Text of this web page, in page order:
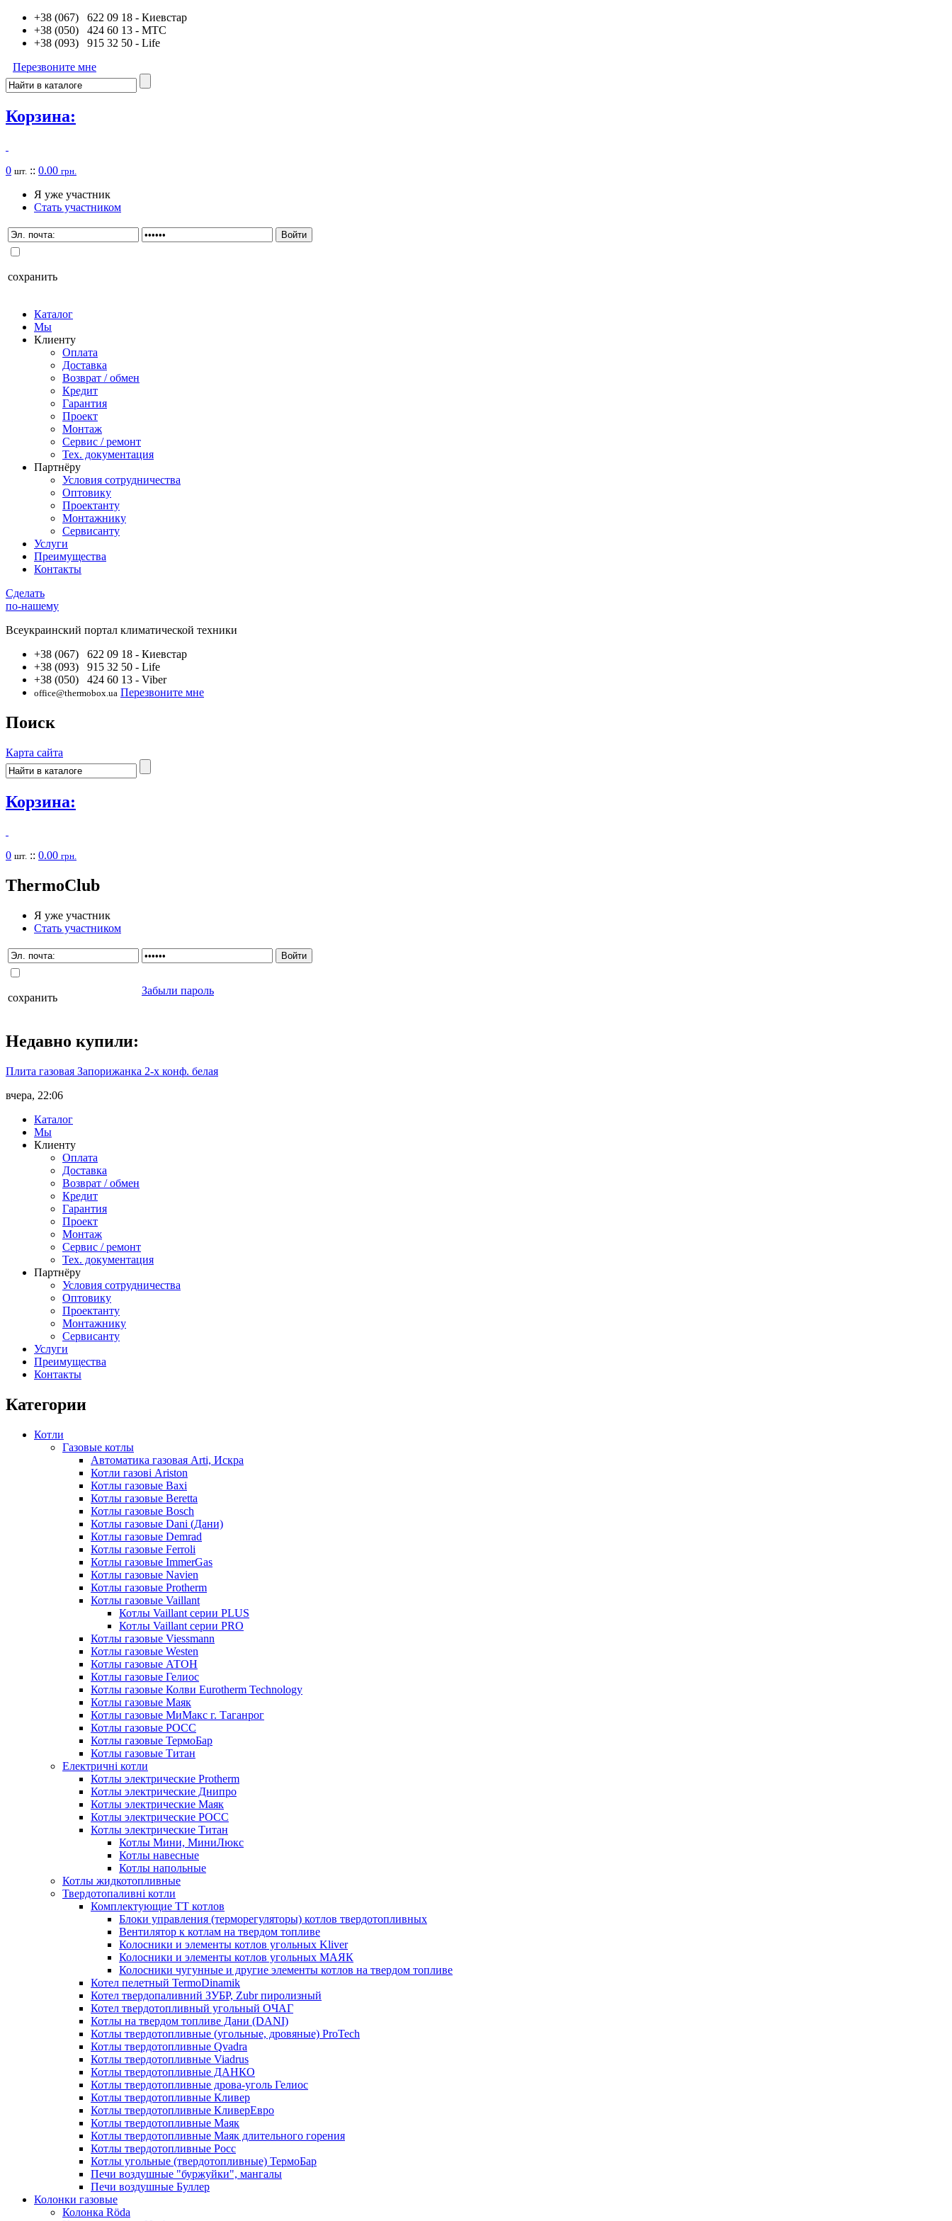
+38 (067) 622 09 18 - Киевстар
+38 (050) 424 60 13 - MTC
+38 (093) 915 32 50 - Life
Перезвоните мне
Корзина:
0 шт. :: 0.00 грн.
Я уже участник
Стать участником
сохранить
Каталог
Мы
Клиенту
Оплата
Доставка
Возврат / обмен
Кредит
Гарантия
Проект
Монтаж
Сервис / ремонт
Тех. документация
Партнёру
Условия сотрудничества
Оптовику
Проектанту
Монтажнику
Сервисанту
Услуги
Преимущества
Контакты
Сделать
по-нашему
Всеукраинский портал климатической техники
+38 (067) 622 09 18 - Киевстар
+38 (093) 915 32 50 - Life
+38 (050) 424 60 13 - Viber
office@thermobox.ua Перезвоните мне
Поиск
Карта сайта
Корзина:
0 шт. :: 0.00 грн.
ThermoClub
Я уже участник
Стать участником
сохранить
Забыли пароль
Недавно купили:
Плита газовая Запорижанка 2-х конф. белая
вчера, 22:06
Каталог
Мы
Клиенту
Оплата
Доставка
Возврат / обмен
Кредит
Гарантия
Проект
Монтаж
Сервис / ремонт
Тех. документация
Партнёру
Условия сотрудничества
Оптовику
Проектанту
Монтажнику
Сервисанту
Услуги
Преимущества
Контакты
Категории
Котли
Газовые котлы
Автоматика газовая Arti, Искра
Котли газові Ariston
Котлы газовые Baxi
Котлы газовые Beretta
Котлы газовые Bosch
Котлы газовые Dani (Дани)
Котлы газовые Demrad
Котлы газовые Ferroli
Котлы газовые ImmerGas
Котлы газовые Navien
Котлы газовые Protherm
Котлы газовые Vaillant
Котлы Vaillant серии PLUS
Котлы Vaillant серии PRO
Котлы газовые Viessmann
Котлы газовые Westen
Котлы газовые АТОН
Котлы газовые Гелиос
Котлы газовые Колви Eurotherm Technology
Котлы газовые Маяк
Котлы газовые МиМакс г. Таганрог
Котлы газовые РОСС
Котлы газовые ТермоБар
Котлы газовые Титан
Електричні котли
Котлы электрические Protherm
Котлы электрические Днипро
Котлы электрические Маяк
Котлы электрические РОСС
Котлы электрические Титан
Котлы Мини, МиниЛюкс
Котлы навесные
Котлы напольные
Котлы жидкотопливные
Твердотопаливні котли
Комплектующие ТТ котлов
Блоки управления (терморегуляторы) котлов твердотопливных
Вентилятор к котлам на твердом топливе
Колосники и элементы котлов угольных Kliver
Колосники и элементы котлов угольных МАЯК
Колосники чугунные и другие элементы котлов на твердом топливе
Котел пелетный TermoDinamik
Котел твердопаливний ЗУБР, Zubr пиролизный
Котел твердотопливный угольный ОЧАГ
Котлы на твердом топливе Дани (DANI)
Котлы твердотопливные (угольные, дровяные) ProTech
Котлы твердотопливные Qvadra
Котлы твердотопливные Viadrus
Котлы твердотопливные ДАНКО
Котлы твердотопливные дрова-уголь Гелиос
Котлы твердотопливные Кливер
Котлы твердотопливные КливерЕвро
Котлы твердотопливные Маяк
Котлы твердотопливные Маяк длительного горения
Котлы твердотопливные Росс
Котлы угольные (твердотопливные) ТермоБар
Печи воздушные "буржуйки", мангалы
Печи воздушные Буллер
Колонки газовые
Колонка Rӧda